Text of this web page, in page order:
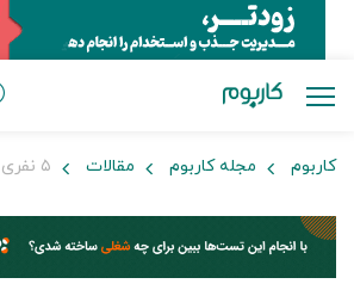
کاربوم مجله کاربوم مقالات